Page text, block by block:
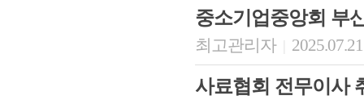
중소기업중앙회 부
최고관리자
사료협회 전무이사